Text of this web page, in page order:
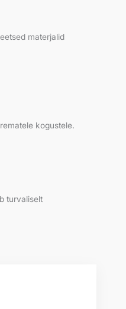
materjalid
kogustele.
turvaliselt